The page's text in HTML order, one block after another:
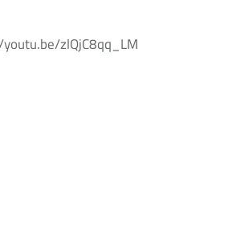
zlQjC8qq_LM